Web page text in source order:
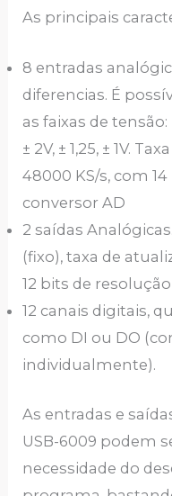
As principais
8 entradas
diferencias. É
as faixas de tensão:
± 2V, ± 1,25, ± 1V.
48000 KS/s, com
conversor AD
2 saídas
(fixo), taxa de
12 bits de
12 canais digitais,
como DI ou DO
individualmente).
As entradas e
USB-6009 podem
necessidade do